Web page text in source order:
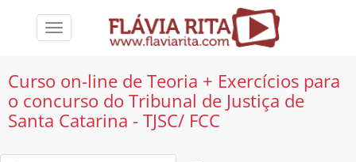
Toggle
Curso on-line de Teoria + Exercícios para
o concurso do Tribunal de Justiça de
Santa Catarina - TJSC/ FCC